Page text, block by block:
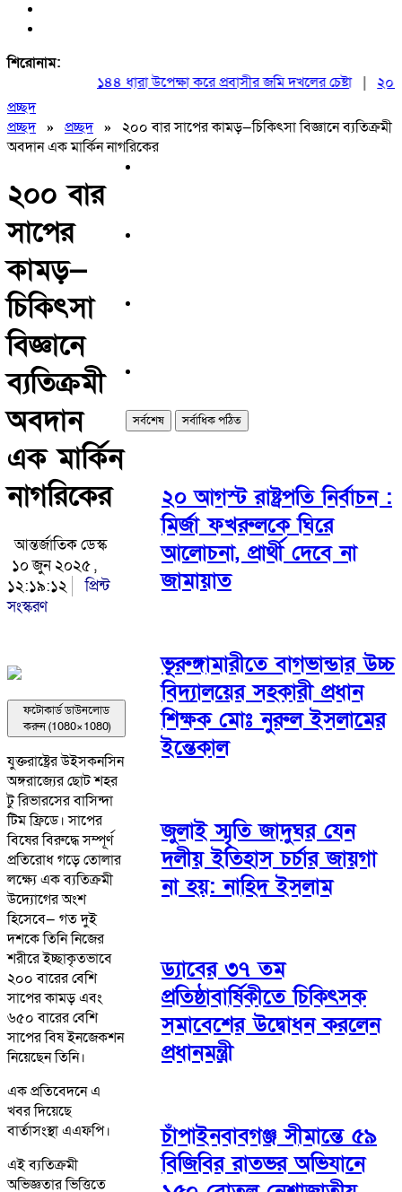
শিরোনাম:
১৪৪ ধারা উপেক্ষা করে প্রবাসীর জমি দখলের চেষ্টা| ২০
প্রচ্ছদ
প্রচ্ছদ» প্রচ্ছদ» ২০০ বার সাপের কামড়—চিকিৎসা বিজ্ঞানে ব্যতিক্রমী
অবদান এক মার্কিন নাগরিকের
২০০ বার
সাপের
কামড়—
চিকিৎসা
বিজ্ঞানে
ব্যতিক্রমী
অবদান
এক মার্কিন
নাগরিকের
আন্তর্জাতিক ডেস্ক
১০ জুন ২০২৫ ,
১২:১৯:১২
প্রিন্ট
সংস্করণ
ফটোকার্ড ডাউনলোড
করুন (1080×1080)
যুক্তরাষ্ট্রের উইসকনসিন
অঙ্গরাজ্যের ছোট শহর
টু রিভারসের বাসিন্দা
টিম ফ্রিডে। সাপের
বিষের বিরুদ্ধে সম্পূর্ণ
প্রতিরোধ গড়ে তোলার
লক্ষ্যে এক ব্যতিক্রমী
উদ্যোগের অংশ
হিসেবে— গত দুই
দশকে তিনি নিজের
শরীরে ইচ্ছাকৃতভাবে
২০০ বারের বেশি
সাপের কামড় এবং
৬৫০ বারের বেশি
সাপের বিষ ইনজেকশন
নিয়েছেন তিনি।
এক প্রতিবেদনে এ
খবর দিয়েছে
বার্তাসংস্থা এএফপি।
এই ব্যতিক্রমী
অভিজ্ঞতার ভিত্তিতে
সর্বশেষ সর্বাধিক পঠিত
২০ আগস্ট রাষ্ট্রপতি নির্বাচন :
মির্জা ফখরুলকে ঘিরে
আলোচনা, প্রার্থী দেবে না
জামায়াত
ভূরুঙ্গামারীতে বাগভান্ডার উচ্চ
বিদ্যালয়ের সহকারী প্রধান
শিক্ষক মোঃ নুরুল ইসলামের
ইন্তেকাল
জুলাই স্মৃতি জাদুঘর যেন
দলীয় ইতিহাস চর্চার জায়গা
না হয়: নাহিদ ইসলাম
ড্যাবের ৩৭ তম
প্রতিষ্ঠাবার্ষিকীতে চিকিৎসক
সমাবেশের উদ্বোধন করলেন
প্রধানমন্ত্রী
চাঁপাইনবাবগঞ্জ সীমান্তে ৫৯
বিজিবির রাতভর অভিযানে